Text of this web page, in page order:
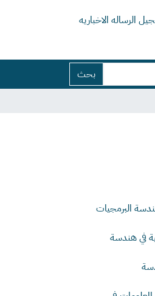
الرساله الاخباريه
بحث
البرمجيات
في هندسة